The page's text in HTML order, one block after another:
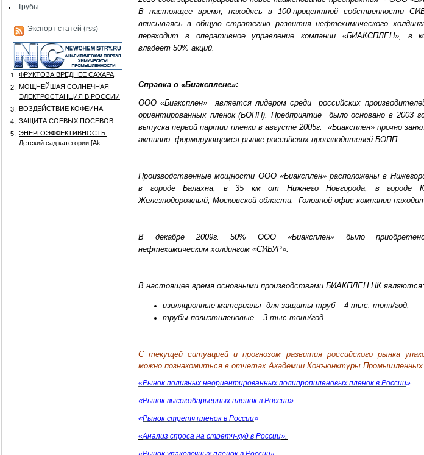
Трубы
Экспорт статей (rss)
1.
ФРУКТОЗА ВРЕДНЕЕ САХАРА
2.
МОЩНЕЙШАЯ СОЛНЕЧНАЯ
ЭЛЕКТРОСТАНЦИЯ В РОССИИ
3.
ВОЗДЕЙСТВИЕ КОФЕИНА
4.
ЗАЩИТА СОЕВЫХ ПОСЕВОВ
5.
ЭНЕРГОЭФФЕКТИВНОСТЬ:
Детский сад категории [Аk
В настоящее время, находясь в 100-процентной собственности
вписываясь в общую стратегию развития нефтехимического
переходит в оперативное управление компании «БИАКСПЛЕН», в
владеет 50% акций.
Справка о «Биаксплене»:
ООО «Биаксплен»
является лидером среди
российских
ориентированных пленок (БОПП). Предприятие
было основано в 2003
выпуска первой партии пленки в августе 2005г.
«Биаксплен» прочно
активно формирующемся рынке российских производителей БОПП.
Производственные мощности ООО «Биаксплен» расположены в
в городе Балахна, в 35 км от Нижнего Новгорода, в городе
Железнодорожный, Московской области.
Головной офис компании
В декабре 2009г. 50% ООО «Биаксплен» было
нефтехимическим холдингом «СИБУР».
В настоящее время основными производствами БИАКПЛЕН НК являются:
изоляционные материалы для защиты труб – 4 тыс. тонн/год;
трубы полиэтиленовые – 3 тыс.тонн/год.
C текущей ситуацией и прогнозом развития российского рынка
можно познакомиться в отчетах Академии Конъюнктуры
«Рынок поливных неориентированных полипропиленовых пленок в России».
«Рынок высокобарьерных пленок в России».
«Рынок стретч пленок в России»
«Анализ спроса на стретч-худ в России».